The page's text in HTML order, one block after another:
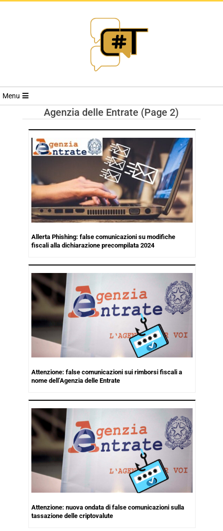
RIVISTA
TRENDS
Menu
Agenzia delle Entrate (Page 2)
Allerta Phishing: false comunicazioni su modifiche
fiscali alla dichiarazione precompilata 2024
Attenzione: false comunicazioni sui rimborsi fiscali a
nome dell’Agenzia delle Entrate
Attenzione: nuova ondata di false comunicazioni sulla
tassazione delle criptovalute